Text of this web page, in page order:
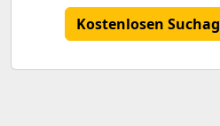
Kostenlosen